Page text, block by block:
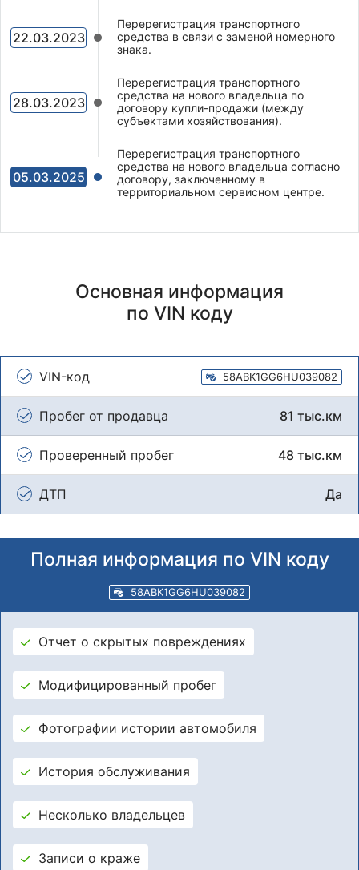
22.03.2023
Перерегистрация транспортного
средства в связи с заменой номерного
знака.
28.03.2023
Перерегистрация транспортного
средства на нового владельца по
договору купли-продажи (между
субъектами хозяйствования).
05.03.2025
Перерегистрация транспортного
средства на нового владельца согласно
договору, заключенному в
территориальном сервисном центре.
Основная информация
по VIN коду
VIN-код 58ABK1GG6HU039082
Пробег от продавца 81 тыс.км
Проверенный пробег 48 тыс.км
ДТП Да
Полная информация по VIN коду
58ABK1GG6HU039082
Отчет о скрытых повреждениях
Модифицированный пробег
Фотографии истории автомобиля
История обслуживания
Несколько владельцев
Записи о краже